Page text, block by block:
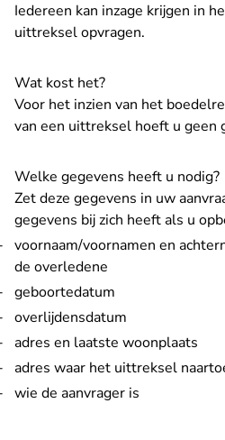
Iedereen kan inzage krijgen in
uittreksel opvragen.
Wat kost het?
Voor het inzien van het
van een uittreksel hoeft u geen
Welke gegevens heeft u nodig?
Zet deze gegevens in uw
gegevens bij zich heeft als u
voornaam/voornamen en
de overledene
geboortedatum
overlijdensdatum
adres en laatste woonplaats
adres waar het uittreksel
wie de aanvrager is